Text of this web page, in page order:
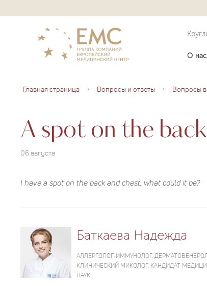
О нас
Главная страница Вопросы и ответы Вопросы
A spot on the
06 августа
I have a spot on the back and chest, what could it be?
Баткаева Надежда
АЛЛЕРГОЛОГ-ИММУНОЛОГ,
КЛИНИЧЕСКИЙ МИКОЛОГ, КАНДИДАТ
НАУК